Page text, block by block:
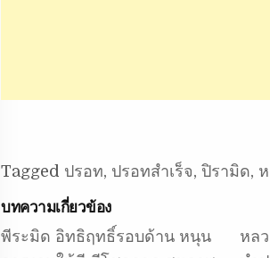
Tagged ปรอท, ปรอทสำเร็จ, ปิรามิด,
บทความเกี่ยวข้อง
พีระมิด อิทธิฤทธิ์รอบด้าน หนุน
หล